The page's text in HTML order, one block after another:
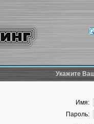
Укажите
Имя:
Пароль: